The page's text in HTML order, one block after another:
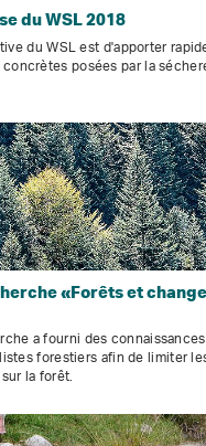
du WSL 2018
du WSL est d'apporter
posées par la
«Forêts et
a fourni des
forestiers afin de limiter
la forêt.